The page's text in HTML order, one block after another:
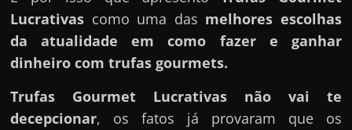
Lucrativas como uma das melhores escolhas
da atualidade em como fazer e ganhar
dinheiro com trufas gourmets.
Trufas Gourmet Lucrativas
não vai te
decepcionar, os fatos já provaram que os